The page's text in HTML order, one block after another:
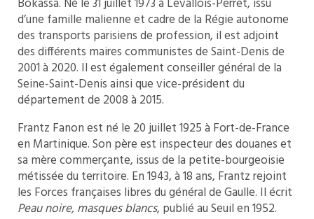
d’une famille malienne et cadre de la Régie autonome
des transports parisiens de profession, il est adjoint
des différents maires communistes de Saint-Denis de
2001 à 2020. Il est également conseiller général de la
Seine-Saint-Denis ainsi que vice-président du
département de 2008 à 2015.
Frantz Fanon est né le 20 juillet 1925 à Fort-de-France
en Martinique. Son père est inspecteur des douanes et
sa mère commerçante, issus de la petite-bourgeoisie
métissée du territoire. En 1943, à 18 ans, Frantz rejoint
les Forces françaises libres du général de Gaulle. Il écrit
Peau noire, masques blancs, publié au Seuil en 1952.